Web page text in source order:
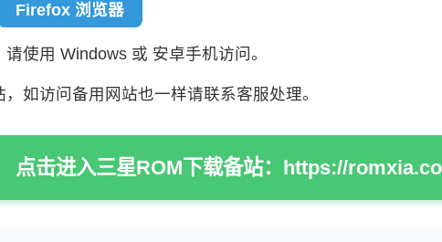
Firefox 浏览器
使用 Windows 或 安卓手机访问。
如访问备用网站也一样请联系客服处理。
点击进入三星ROM下载备站：https://